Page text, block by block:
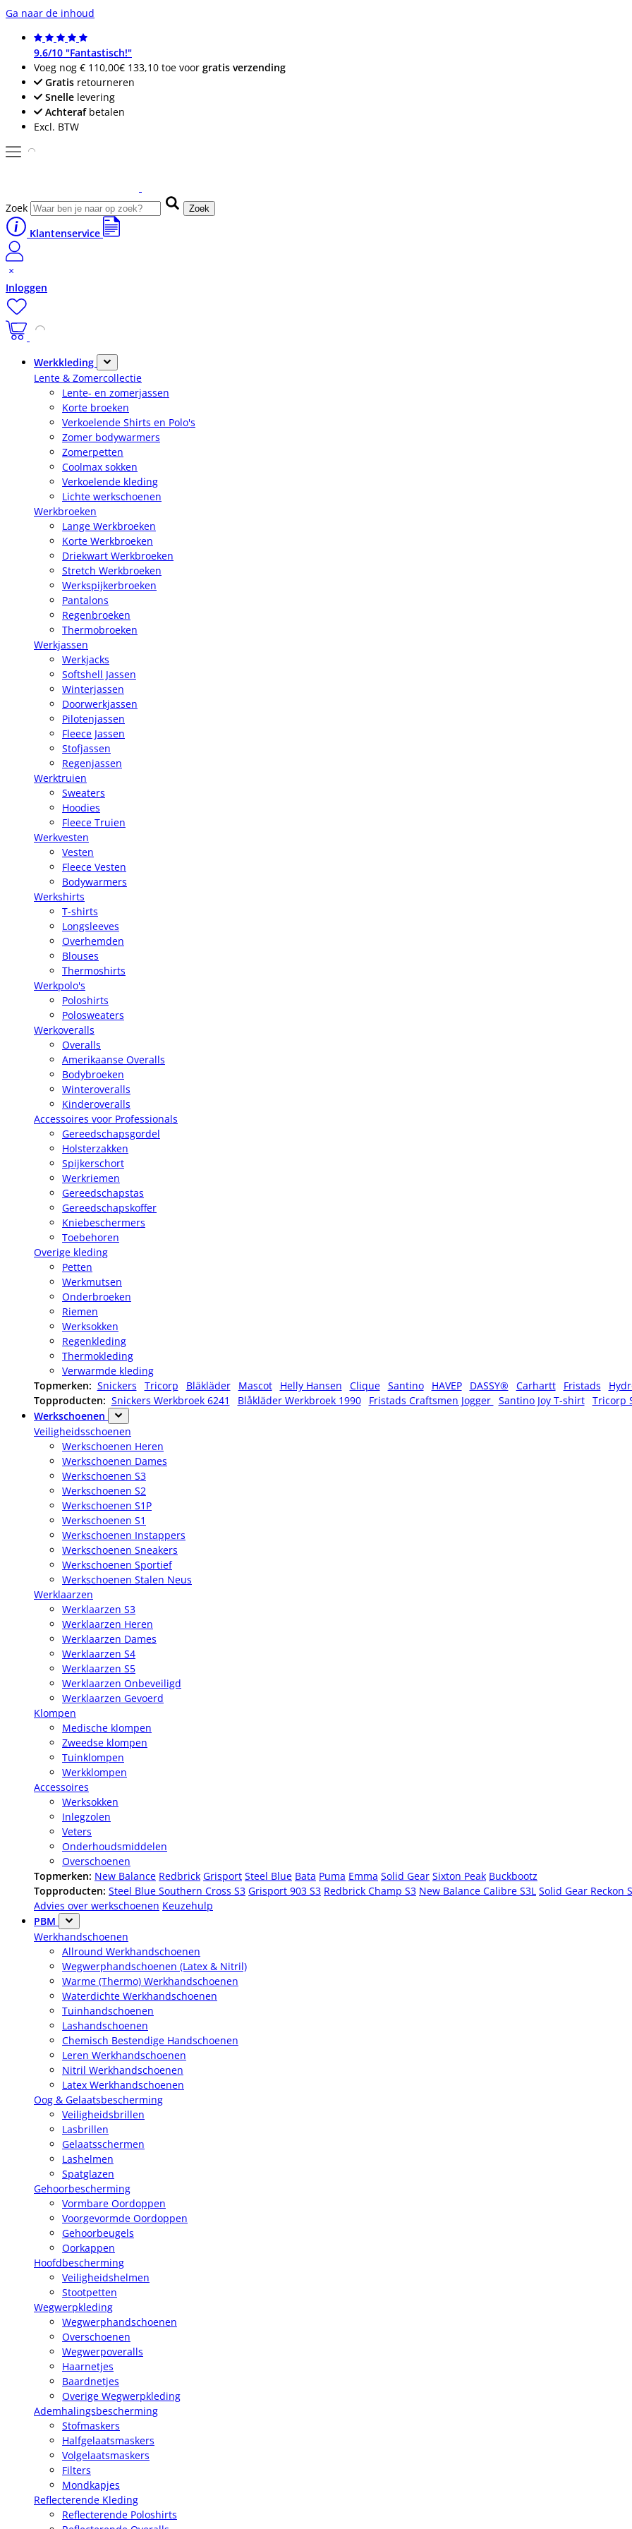
Ga naar de inhoud
9.6/10 "Fantastisch!"
Voeg nog € 110,00€ 133,10 toe voor gratis verzending
Gratis retourneren
Snelle levering
Achterafbetalen
Excl. BTW
Zoek Zoek
Klantenservice
Inloggen
Werkkleding
Lente & Zomercollectie
Lente- en zomerjassen
Korte broeken
Verkoelende Shirts en Polo's
Zomer bodywarmers
Zomerpetten
Coolmax sokken
Verkoelende kleding
Lichte werkschoenen
Werkbroeken
Lange Werkbroeken
Korte Werkbroeken
Driekwart Werkbroeken
Stretch Werkbroeken
Werkspijkerbroeken
Pantalons
Regenbroeken
Thermobroeken
Werkjassen
Werkjacks
Softshell Jassen
Winterjassen
Doorwerkjassen
Pilotenjassen
Fleece Jassen
Stofjassen
Regenjassen
Werktruien
Sweaters
Hoodies
Fleece Truien
Werkvesten
Vesten
Fleece Vesten
Bodywarmers
Werkshirts
T-shirts
Longsleeves
Overhemden
Blouses
Thermoshirts
Werkpolo's
Poloshirts
Polosweaters
Werkoveralls
Overalls
Amerikaanse Overalls
Bodybroeken
Winteroveralls
Kinderoveralls
Accessoires voor Professionals
Gereedschapsgordel
Holsterzakken
Spijkerschort
Werkriemen
Gereedschapstas
Gereedschapskoffer
Kniebeschermers
Toebehoren
Overige kleding
Petten
Werkmutsen
Onderbroeken
Riemen
Werksokken
Regenkleding
Thermokleding
Verwarmde kleding
Topmerken: Snickers Tricorp Bläkläder Mascot Helly Hansen Clique Santino HAVEP DASSY® Carhartt Fristads
Topproducten: Snickers Werkbroek 6241 Blåkläder Werkbroek 1990 Fristads Craftsmen Jogger Santino Joy T-shirt
Tricorp
Werkschoenen
Veiligheidsschoenen
Werkschoenen Heren
Werkschoenen Dames
Werkschoenen S3
Werkschoenen S2
Werkschoenen S1P
Werkschoenen S1
Werkschoenen Instappers
Werkschoenen Sneakers
Werkschoenen Sportief
Werkschoenen Stalen Neus
Werklaarzen
Werklaarzen S3
Werklaarzen Heren
Werklaarzen Dames
Werklaarzen S4
Werklaarzen S5
Werklaarzen Onbeveiligd
Werklaarzen Gevoerd
Klompen
Medische klompen
Zweedse klompen
Tuinklompen
Werkklompen
Accessoires
Werksokken
Inlegzolen
Veters
Onderhoudsmiddelen
Overschoenen
Topmerken: New Balance Redbrick Grisport Steel Blue Bata Puma Emma Solid Gear Sixton Peak Buckbootz
Topproducten: Steel Blue Southern Cross S3 Grisport 903 S3 Redbrick Champ S3 New Balance Calibre S3L Solid Gear Reckon
Advies over werkschoenen Keuzehulp
PBM
Werkhandschoenen
Allround Werkhandschoenen
Wegwerphandschoenen (Latex & Nitril)
Warme (Thermo) Werkhandschoenen
Waterdichte Werkhandschoenen
Tuinhandschoenen
Lashandschoenen
Chemisch Bestendige Handschoenen
Leren Werkhandschoenen
Nitril Werkhandschoenen
Latex Werkhandschoenen
Oog & Gelaatsbescherming
Veiligheidsbrillen
Lasbrillen
Gelaatsschermen
Lashelmen
Spatglazen
Gehoorbescherming
Vormbare Oordoppen
Voorgevormde Oordoppen
Gehoorbeugels
Oorkappen
Hoofdbescherming
Veiligheidshelmen
Stootpetten
Wegwerpkleding
Wegwerphandschoenen
Overschoenen
Wegwerpoveralls
Haarnetjes
Baardnetjes
Overige Wegwerpkleding
Ademhalingsbescherming
Stofmaskers
Halfgelaatsmaskers
Volgelaatsmaskers
Filters
Mondkapjes
Reflecterende Kleding
Reflecterende Poloshirts